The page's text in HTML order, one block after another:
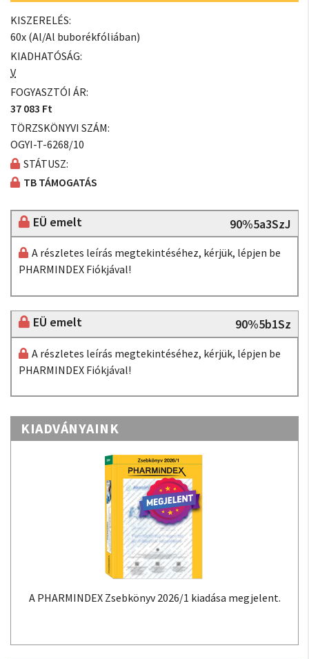
KISZERELÉS:
60x (Al/Al buborékfóliában)
KIADHATÓSÁG:
V
FOGYASZTÓI ÁR:
37 083 Ft
TÖRZSKÖNYVI SZÁM:
OGYI-T-6268/10
STÁTUSZ:
TB TÁMOGATÁS
EÜ emelt 90%5a3SzJ
A részletes leírás megtekintéséhez, kérjük, lépjen be
PHARMINDEX Fiókjával!
EÜ emelt 90%5b1Sz
A részletes leírás megtekintéséhez, kérjük, lépjen be
PHARMINDEX Fiókjával!
KIADVÁNYAINK
A PHARMINDEX Zsebkönyv 2026/1 kiadása megjelent.